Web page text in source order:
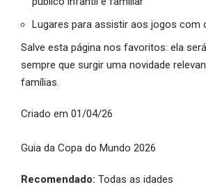
Lugares para assistir aos jogos com
Salve esta página nos favoritos: ela
sempre que surgir uma novidade
famílias.
Criado em 01/04/26
Guia da Copa do Mundo 2026
Recomendado: Todas as idades